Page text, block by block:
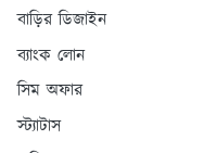
বাড়ির ডিজাইন
ব্যাংক লোন
সিম অফার
স্ট্যাটাস